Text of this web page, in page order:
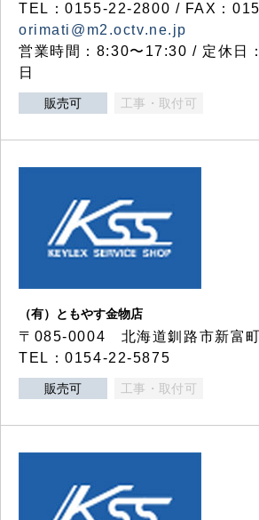
TEL：0155-22-2800 / FAX：
orimati@m2.octv.ne.jp
営業時間：8:30〜17:30 / 定休日
日
販売可 工事・取付可
（有）ともやす金物店
〒085-0004 北海道釧路市新富
TEL：0154-22-5875
販売可 工事・取付可